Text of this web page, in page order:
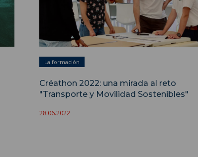
La formación
Créathon 2022: una mirada al reto
"Transporte y Movilidad Sostenibles"
28.06.2022